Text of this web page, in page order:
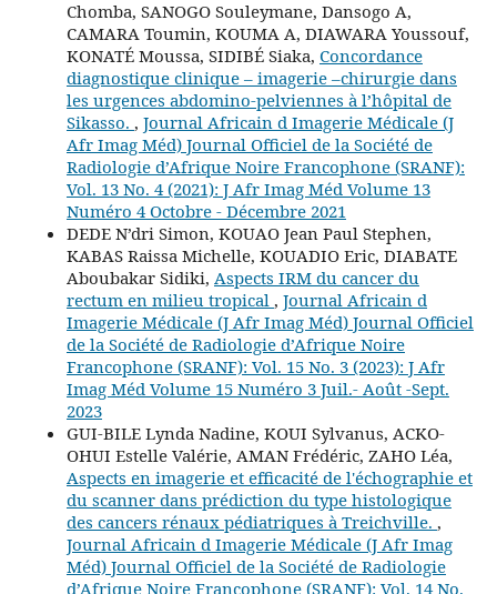
Chomba, SANOGO Souleymane, Dansogo A,
CAMARA Toumin, KOUMA A, DIAWARA Youssouf,
KONATÉ Moussa, SIDIBÉ Siaka, Concordance
diagnostique clinique – imagerie –chirurgie dans
les urgences abdomino-pelviennes à l’hôpital de
Sikasso. , Journal Africain d Imagerie Médicale (J
Afr Imag Méd) Journal Officiel de la Société de
Radiologie d’Afrique Noire Francophone (SRANF):
Vol. 13 No. 4 (2021): J Afr Imag Méd Volume 13
Numéro 4 Octobre - Décembre 2021
DEDE N’dri Simon, KOUAO Jean Paul Stephen,
KABAS Raissa Michelle, KOUADIO Eric, DIABATE
Aboubakar Sidiki, Aspects IRM du cancer du
rectum en milieu tropical , Journal Africain d
Imagerie Médicale (J Afr Imag Méd) Journal Officiel
de la Société de Radiologie d’Afrique Noire
Francophone (SRANF): Vol. 15 No. 3 (2023): J Afr
Imag Méd Volume 15 Numéro 3 Juil.- Août -Sept.
2023
GUI-BILE Lynda Nadine, KOUI Sylvanus, ACKO-
OHUI Estelle Valérie, AMAN Frédéric, ZAHO Léa,
Aspects en imagerie et efficacité de l'échographie et
du scanner dans prédiction du type histologique
des cancers rénaux pédiatriques à Treichville. ,
Journal Africain d Imagerie Médicale (J Afr Imag
Méd) Journal Officiel de la Société de Radiologie
d’Afrique Noire Francophone (SRANF): Vol. 14 No.